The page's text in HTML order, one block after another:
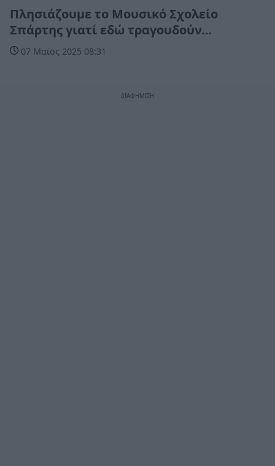
Πλησιάζουμε το Μουσικό Σχολείο
Σπάρτης γιατί εδώ τραγουδούν…
07 Μαϊος 2025 08:31